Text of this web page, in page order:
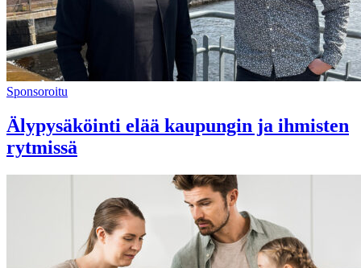
Sponsoroitu
Älypysäköinti elää kaupungin ja ihmisten
rytmissä